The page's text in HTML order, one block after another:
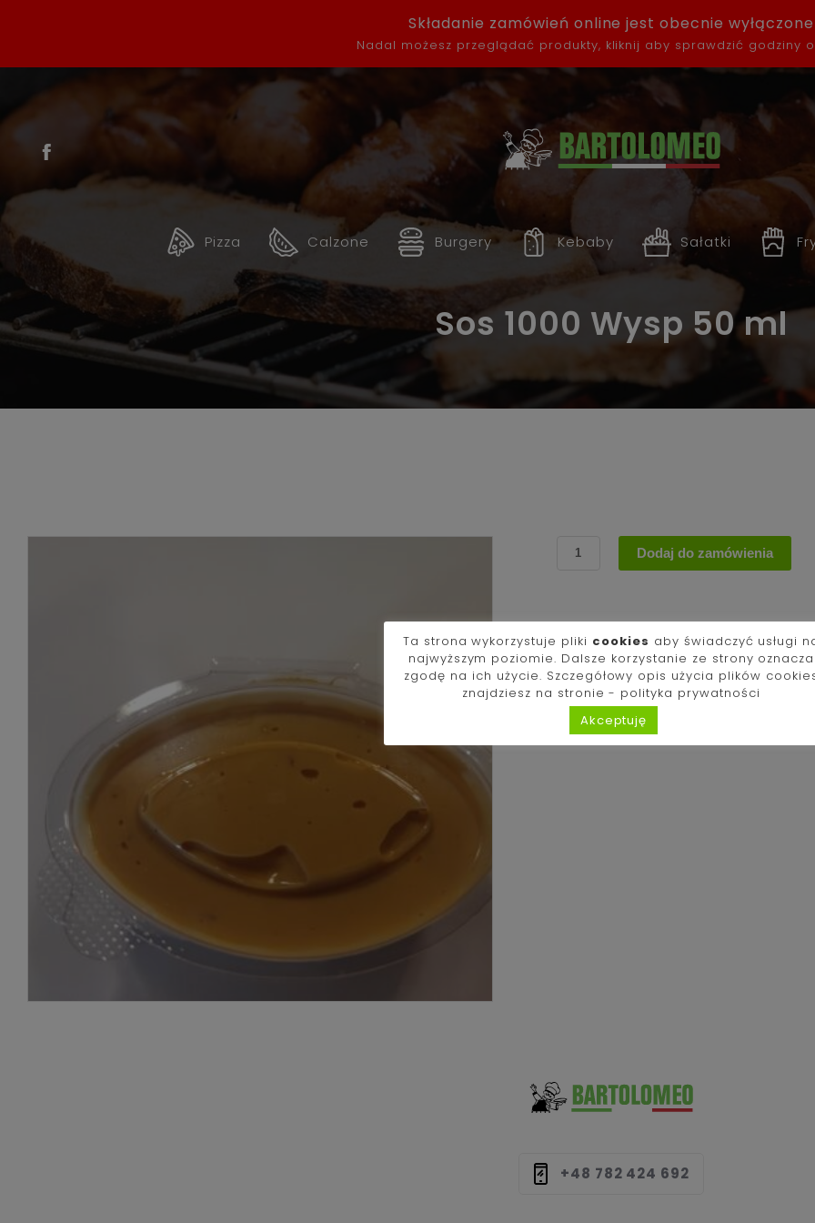
Składanie zamówień online jest obecnie wyłączone
Nadal możesz przeglądać produkty, kliknij aby sprawdzić godziny
Pizza Calzone Burgery Kebaby Sałatki
Sos 1000 Wysp 50 ml
ilość
50
ml
Dodaj do zamówienia
+48 782 424 692
Ta strona wykorzystuje pliki cookies aby świadczyć usługi
najwyższym poziomie. Dalsze korzystanie ze strony oznacza
zgodę na ich użycie. Szczegółowy opis użycia plików
znajdziesz na stronie - polityka prywatności
Akceptuję